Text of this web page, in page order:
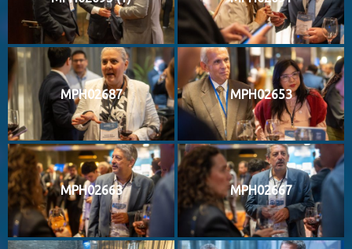
MPH02687 MPH02653
MPH02663 MPH02667